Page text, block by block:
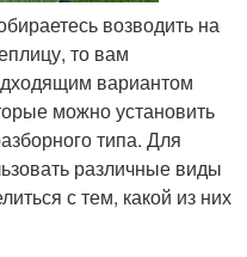
возводить на
то вам
вариантом
можно установить
типа. Для
различные виды
с тем, какой из них